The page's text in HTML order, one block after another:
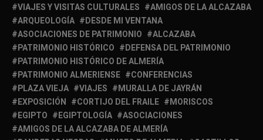
VIAJES Y VISITAS CULTURALES
AMIGOS DE LA ALCAZABA
ARQUEOLOGÍA
DESDE MI VENTANA
ASOCIACIONES DE PATRIMONIO
ALCAZABA
PATRIMONIO HISTÓRICO
DEFENSA DEL PATRIMONIO
PATRIMONIO HISTÓRICO DE ALMERÍA
PATRIMONIO ALMERIENSE
CONFERENCIAS
PLAZA VIEJA
VIAJES
MURALLA DE JAYRÁN
EXPOSICIÓN
CORTIJO DEL FRAILE
MORISCOS
EGIPTO
EGIPTOLOGÍA
ASOCIACIONES
AMIGOS DE LA ALCAZABA DE ALMERÍA